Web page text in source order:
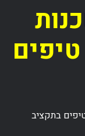
בתקציב